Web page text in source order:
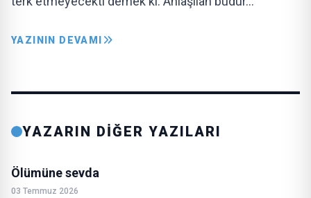
YAZININ DEVAMI
YAZARIN DİĞER YAZILARI
Ölümüne sevda
03 Temmuz 2026